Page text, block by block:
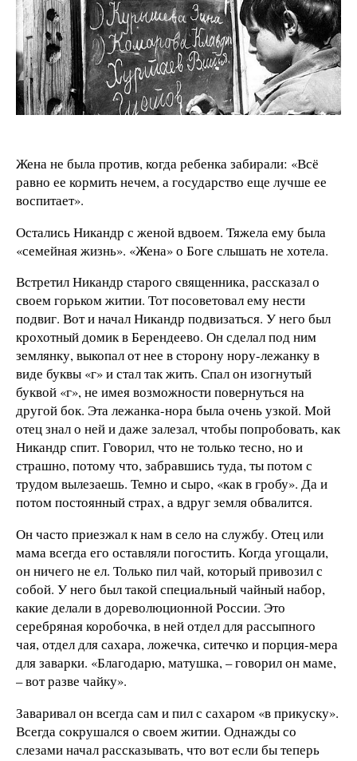
Жена не была против, когда ребенка забирали: «Всё
равно ее кормить нечем, а государство еще лучше ее
воспитает».
Остались Никандр с женой вдвоем. Тяжела ему была
«семейная жизнь». «Жена» о Боге слышать не хотела.
Встретил Никандр старого священника, рассказал о
своем горьком житии. Тот посоветовал ему нести
подвиг. Вот и начал Никандр подвизаться. У него был
крохотный домик в Берендеево. Он сделал под ним
землянку, выкопал от нее в сторону нору-лежанку в
виде буквы «г» и стал так жить. Спал он изогнутый
буквой «г», не имея возможности повернуться на
другой бок. Эта лежанка-нора была очень узкой. Мой
отец знал о ней и даже залезал, чтобы попробовать, как
Никандр спит. Говорил, что не только тесно, но и
страшно, потому что, забравшись туда, ты потом с
трудом вылезаешь. Темно и сыро, «как в гробу». Да и
потом постоянный страх, а вдруг земля обвалится.
Он часто приезжал к нам в село на службу. Отец или
мама всегда его оставляли погостить. Когда угощали,
он ничего не ел. Только пил чай, который привозил с
собой. У него был такой специальный чайный набор,
какие делали в дореволюционной России. Это
серебряная коробочка, в ней отдел для рассыпного
чая, отдел для сахара, ложечка, ситечко и порция-мера
для заварки. «Благодарю, матушка, – говорил он маме,
– вот разве чайку».
Заваривал он всегда сам и пил с сахаром «в прикуску».
Всегда сокрушался о своем житии. Однажды со
слезами начал рассказывать, что вот если бы теперь